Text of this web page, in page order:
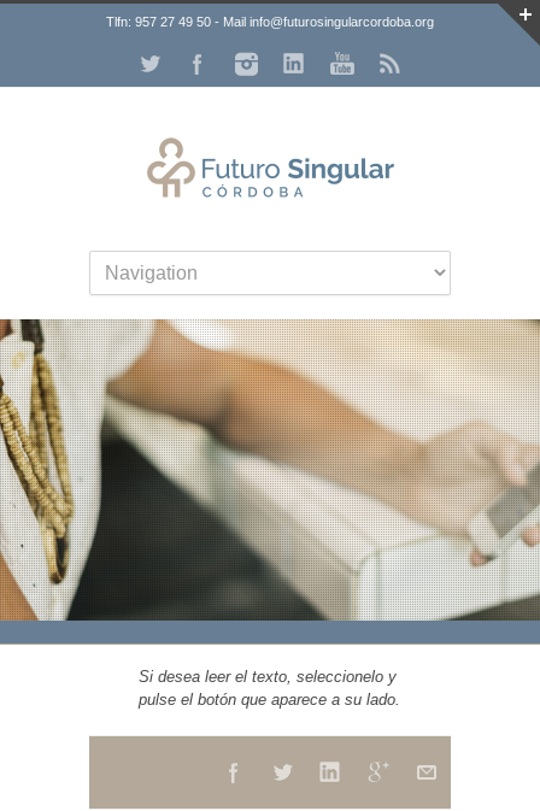
Tlfn: 957 27 49 50 - Mail info@futurosingularcordoba.org
Si desea leer el texto, seleccionelo y
pulse el botón que aparece a su lado.